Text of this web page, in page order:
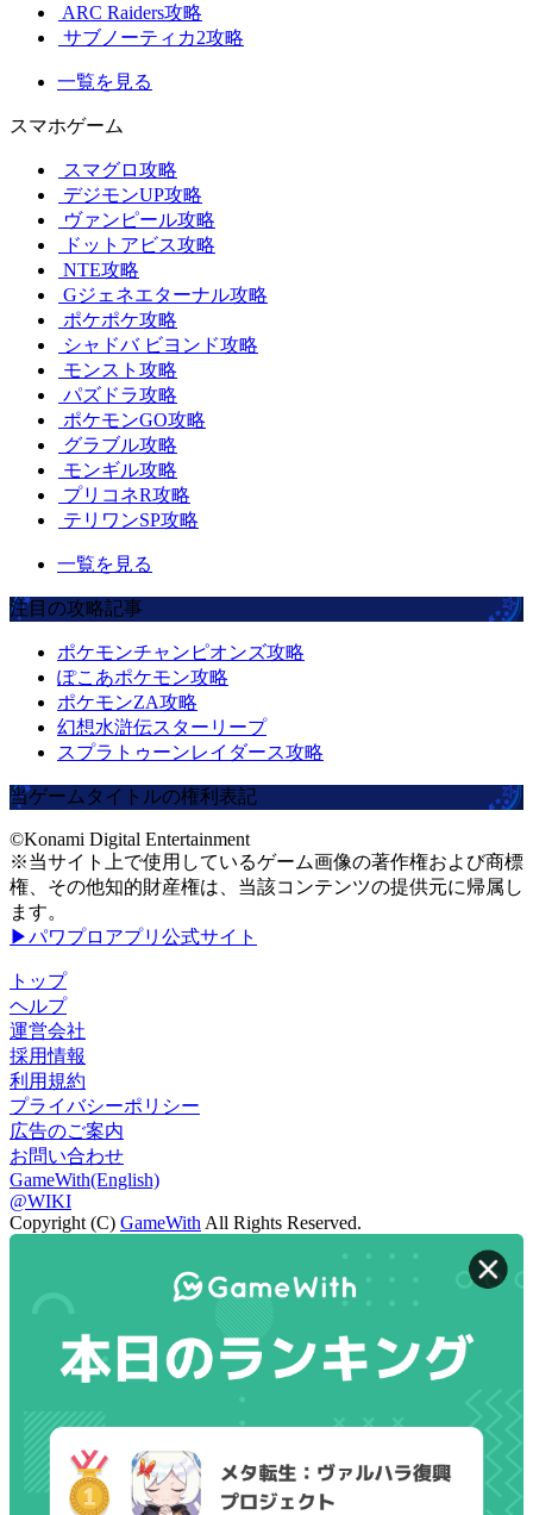
ARC Raiders攻略
サブノーティカ2攻略
一覧を見る
スマホゲーム
スマグロ攻略
デジモンUP攻略
ヴァンピール攻略
ドットアビス攻略
NTE攻略
Gジェネエターナル攻略
ポケポケ攻略
シャドバ ビヨンド攻略
モンスト攻略
パズドラ攻略
ポケモンGO攻略
グラブル攻略
モンギル攻略
プリコネR攻略
テリワンSP攻略
一覧を見る
注目の攻略記事
ポケモンチャンピオンズ攻略
ぽこあポケモン攻略
ポケモンZA攻略
幻想水滸伝スターリープ
スプラトゥーンレイダース攻略
当ゲームタイトルの権利表記
©Konami Digital Entertainment
※当サイト上で使用しているゲーム画像の著作権および商標
権、その他知的財産権は、当該コンテンツの提供元に帰属し
ます。
▶パワプロアプリ公式サイト
トップ
ヘルプ
運営会社
採用情報
利用規約
プライバシーポリシー
広告のご案内
お問い合わせ
GameWith(English)
@WIKI
Copyright (C) GameWith All Rights Reserved.